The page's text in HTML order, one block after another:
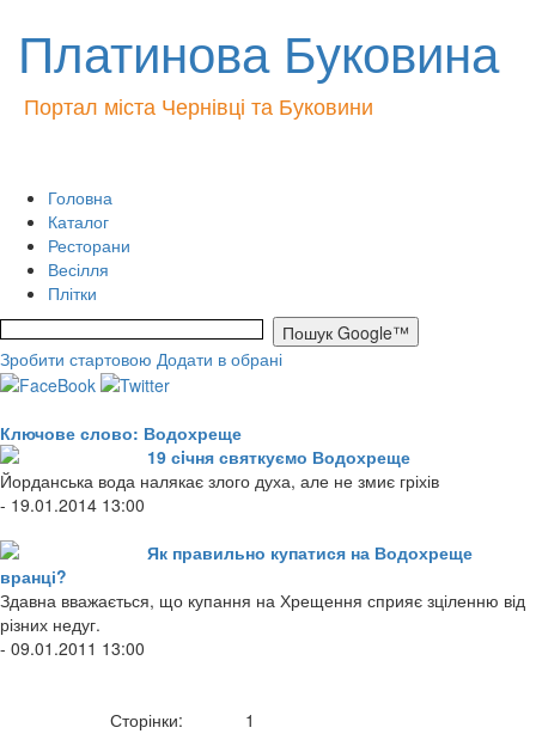
Платинова Буковина
Портал міста Чернівці та Буковини
Головна
Каталог
Ресторани
Весілля
Плітки
Зробити стартовою Додати в обрані
Ключове слово: Водохреще
19 сiчня святкуємо Водохреще
Йорданська вода налякає злого духа, але не змиє гріхів
- 19.01.2014 13:00
Як правильно купатися на Водохреще
вранці?
Здавна вважається, що купання на Хрещення сприяє зціленню від
різних недуг.
- 09.01.2011 13:00
Сторінки: 1